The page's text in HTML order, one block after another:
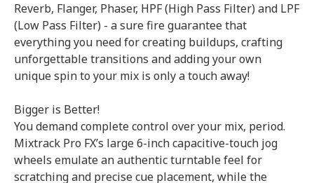
Reverb, Flanger, Phaser, HPF (High Pass Filter) and LPF
(Low Pass Filter) - a sure fire guarantee that
everything you need for creating buildups, crafting
unforgettable transitions and adding your own
unique spin to your mix is only a touch away!
Bigger is Better!
You demand complete control over your mix, period.
Mixtrack Pro FX’s large 6-inch capacitive-touch jog
wheels emulate an authentic turntable feel for
scratching and precise cue placement, while the